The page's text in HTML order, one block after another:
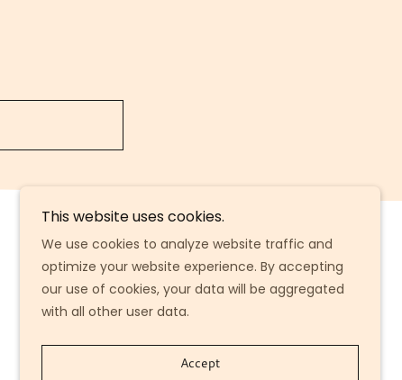
This website uses cookies.
We use cookies to analyze website traffic and
optimize your website experience. By accepting
our use of cookies, your data will be aggregated
with all other user data.
Accept